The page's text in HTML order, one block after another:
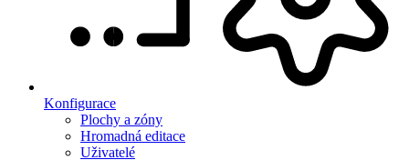
Konfigurace
Plochy a zóny
Hromadná editace
Uživatelé